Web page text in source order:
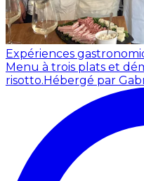
Expériences
Menu à trois plats et
risotto.Hébergé par